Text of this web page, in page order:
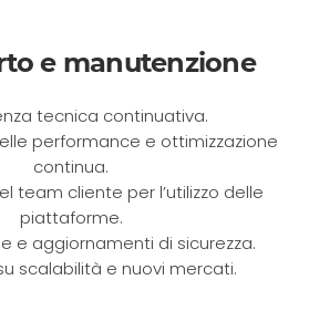
e manutenzione
tecnica continuativa.
performance e ottimizzazione
continua.
team cliente per l’utilizzo delle
piattaforme.
e aggiornamenti di sicurezza.
scalabilità e nuovi mercati.